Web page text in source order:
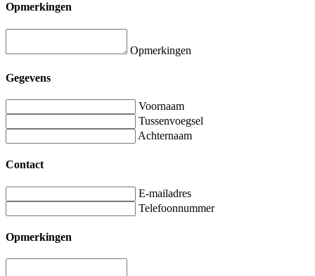
Opmerkingen
Opmerkingen
Gegevens
Voornaam
Tussenvoegsel
Achternaam
Contact
E-mailadres
Telefoonnummer
Opmerkingen